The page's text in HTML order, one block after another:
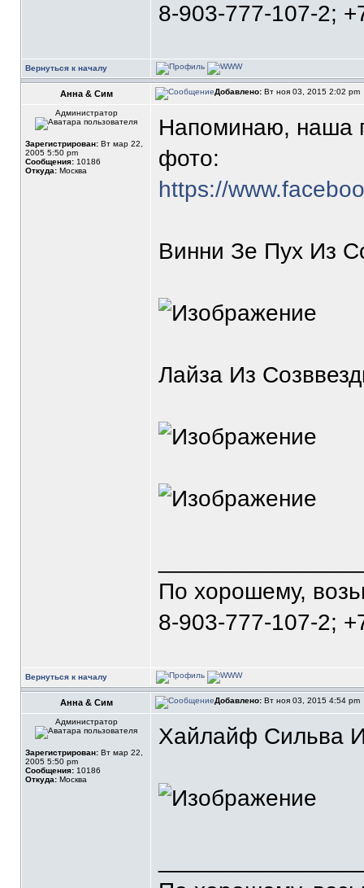
8-903-777-107-2;
Вернуться к началу
Анна & Сим Добавлено: Вт ноя 03, 2015 2:02 pm
Администратор
Зарегистрирован: Вт мар 22,
2005 5:50 pm
Сообщения: 10186
Откуда: Москва
Напоминаю, наша
фото:
https://
Винни Зе Пух Из
Лайза Из
По хорошему,
8-903-777-107-2;
Вернуться к началу
Анна & Сим Добавлено: Вт ноя 03, 2015 4:54 pm
Администратор
Зарегистрирован: Вт мар 22,
2005 5:50 pm
Сообщения: 10186
Откуда: Москва
Хайлайф Сильва